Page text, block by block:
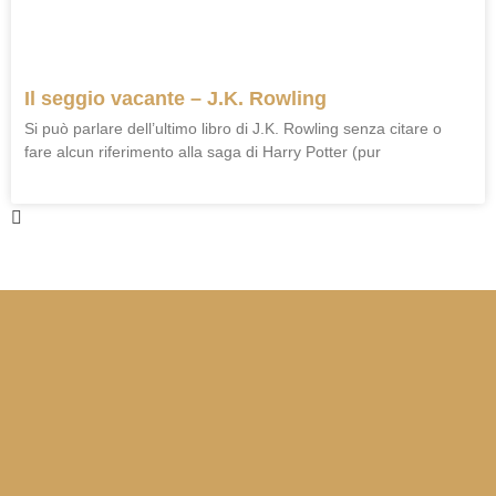
Il seggio vacante – J.K. Rowling
Si può parlare dell’ultimo libro di J.K. Rowling senza citare o
fare alcun riferimento alla saga di Harry Potter (pur